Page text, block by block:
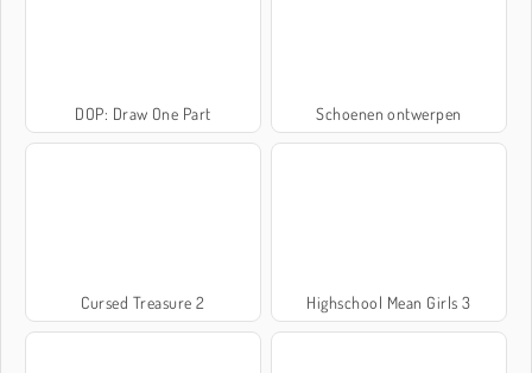
DOP: Draw One Part Schoenen ontwerpen
Cursed Treasure 2 Highschool Mean Girls 3